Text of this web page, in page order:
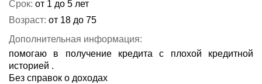
Срок: от 1 до 5 лет
Возраст: от 18 до 75
Дополнительная информация:
помогаю в получение кредита с плохой кредитной
историей .
Без справок о доходах